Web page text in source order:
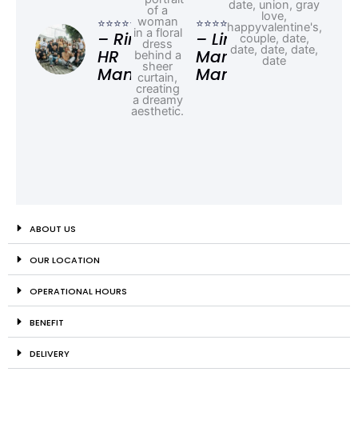
⭐⭐⭐⭐⭐
– Rina,
HR
Manager
⭐⭐⭐⭐⭐
– Linda,
Marketing
Manager
ABOUT US
OUR LOCATION
OPERATIONAL HOURS
BENEFIT
DELIVERY